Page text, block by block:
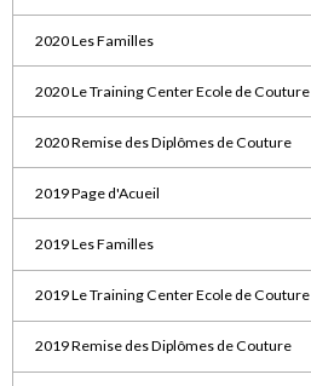
2020 Les Familles
2020 Le Training Center Ecole de Couture
2020 Remise des Diplômes de Couture
2019 Page d'Acueil
2019 Les Familles
2019 Le Training Center Ecole de Couture
2019 Remise des Diplômes de Couture